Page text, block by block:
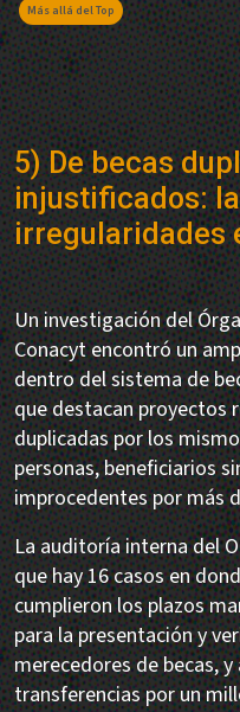
Más allá del Top
5) De becas
injustificados:
irregularidades
Un investigación del
Conacyt encontró un
dentro del sistema de
que destacan proyectos
duplicadas por los
personas, beneficiarios
improcedentes por más
La auditoría interna del
que hay 16 casos en
cumplieron los plazos
para la presentación y
merecedores de becas,
transferencias por un